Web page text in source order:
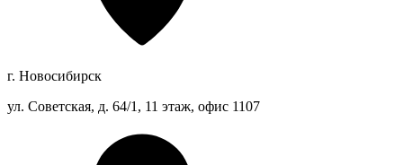
г. Новосибирск
ул. Советская, д. 64/1, 11 этаж, офис 1107